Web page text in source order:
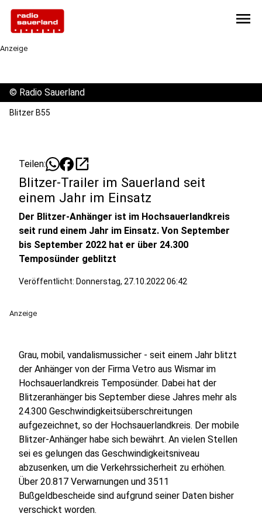
menu
Anzeige
© Radio Sauerland
Blitzer B55
Teilen: open_in_new
Blitzer-Trailer im Sauerland seit
einem Jahr im Einsatz
Der Blitzer-Anhänger ist im Hochsauerlandkreis
seit rund einem Jahr im Einsatz. Von September
bis September 2022 hat er über 24.300
Temposünder geblitzt
Veröffentlicht: Donnerstag, 27.10.2022 06:42
Anzeige
Grau, mobil, vandalismussicher - seit einem Jahr blitzt
der Anhänger von der Firma Vetro aus Wismar im
Hochsauerlandkreis Temposünder. Dabei hat der
Blitzeranhänger bis September diese Jahres mehr als
24.300 Geschwindigkeitsüberschreitungen
aufgezeichnet, so der Hochsauerlandkreis. Der mobile
Blitzer-Anhänger habe sich bewährt. An vielen Stellen
sei es gelungen das Geschwindigkeitsniveau
abzusenken, um die Verkehrssicherheit zu erhöhen.
Über 20.817 Verwarnungen und 3511
Bußgeldbescheide sind aufgrund seiner Daten bisher
verschickt worden.